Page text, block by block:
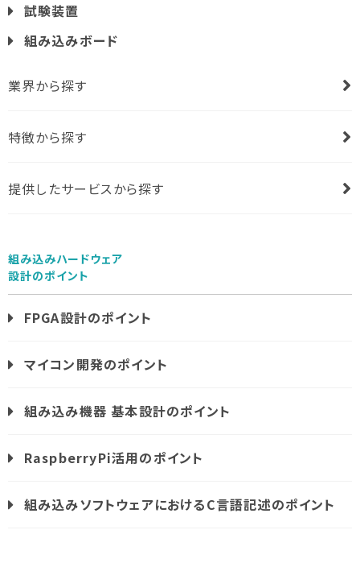
試験装置
組み込みボード
業界から探す
特徴から探す
提供したサービスから探す
組み込みハードウェア
設計のポイント
FPGA設計のポイント
マイコン開発のポイント
組み込み機器 基本設計のポイント
RaspberryPi活用のポイント
組み込みソフトウェアにおけるC言語記述のポイント